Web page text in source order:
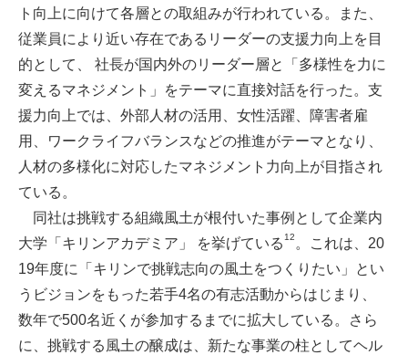
ト向上に向けて各層との取組みが行われている。また、
従業員により近い存在であるリーダーの支援力向上を目
的として、 社長が国内外のリーダー層と「多様性を力に
変えるマネジメント」をテーマに直接対話を行った。支
援力向上では、外部人材の活用、女性活躍、障害者雇
用、ワークライフバランスなどの推進がテーマとなり、
人材の多様化に対応したマネジメント力向上が目指され
ている。
同社は挑戦する組織風土が根付いた事例として企業内
大学「キリンアカデミア」 を挙げている 12 。これは、20
19年度に「キリンで挑戦志向の風土をつくりたい」とい
うビジョンをもった若手4名の有志活動からはじまり、
数年で500名近くが参加するまでに拡大している。さら
に、挑戦する風土の醸成は、新たな事業の柱としてヘル